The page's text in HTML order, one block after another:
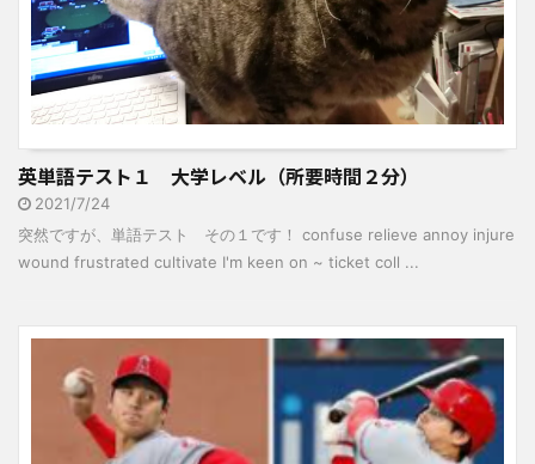
英単語テスト１ 大学レベル（所要時間２分）
2021/7/24
突然ですが、単語テスト その１です！ confuse relieve annoy injure
wound frustrated cultivate I'm keen on ~ ticket coll ...